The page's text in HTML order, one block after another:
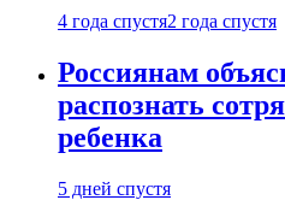
4 года спустя2 года спустя
Россиянам
распознать
ребенка
5 дней спустя